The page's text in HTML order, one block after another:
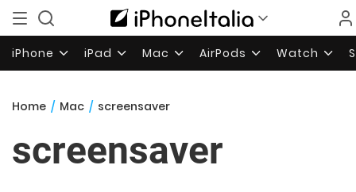
iPhone iPad Mac AirPods Watch
Home / Mac / screensaver
screensaver